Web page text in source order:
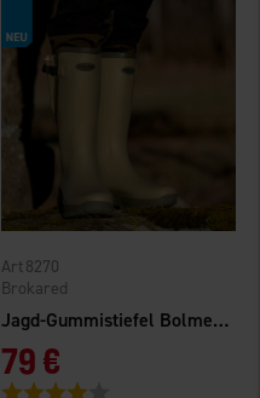
Jagd-Gummistiefel Bolmen 2.0
Brokared
8270
79 €
Bewertung: